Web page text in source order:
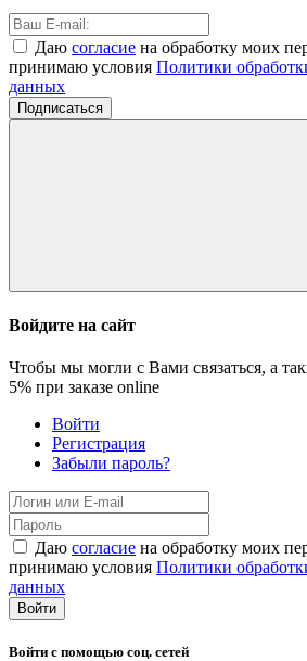
Даю согласие на обработку моих
принимаю условия Политики
данных
Подписаться
Войдите на сайт
Чтобы мы могли с Вами связаться, а
5% при заказе online
Войти
Регистрация
Забыли пароль?
Даю согласие на обработку моих
принимаю условия Политики
данных
Войти
Войти с помощью соц. сетей